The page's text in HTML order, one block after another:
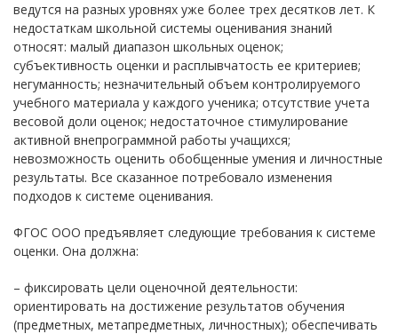
ведутся на разных уровнях уже более трех десятков лет. К
недостаткам школьной системы оценивания знаний
относят: малый диапазон школьных оценок;
субъективность оценки и расплывчатость ее критериев;
негуманность; незначительный объем контролируемого
учебного материала у каждого ученика; отсутствие учета
весовой доли оценок; недостаточное стимулирование
активной внепрограммной работы учащихся;
невозможность оценить обобщенные умения и личностные
результаты. Все сказанное потребовало изменения
подходов к системе оценивания.
ФГОС ООО предъявляет следующие требования к системе
оценки. Она должна:
– фиксировать цели оценочной деятельности:
ориентировать на достижение результатов обучения
(предметных, метапредметных, личностных); обеспечивать